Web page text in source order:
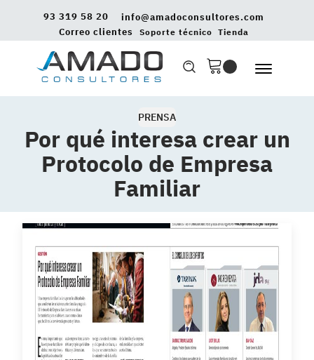
93 319 58 20
info@amadoconsultores.com
Correo clientes
Soporte técnico Tienda
PRENSA
Por qué interesa crear un
Protocolo de Empresa
Familiar